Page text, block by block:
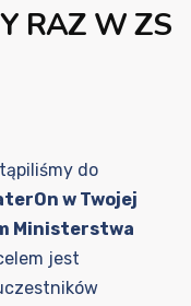
RAZ W ZS
do
w Twojej
Ministerstwa
jest